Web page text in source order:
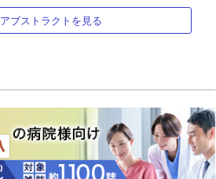
アブストラクトを見る